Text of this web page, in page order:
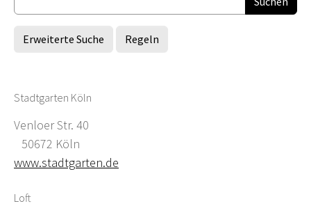
Erweiterte Suche Regeln
Stadtgarten Köln
Venloer Str. 40
50672 Köln
www.stadtgarten.de
Loft